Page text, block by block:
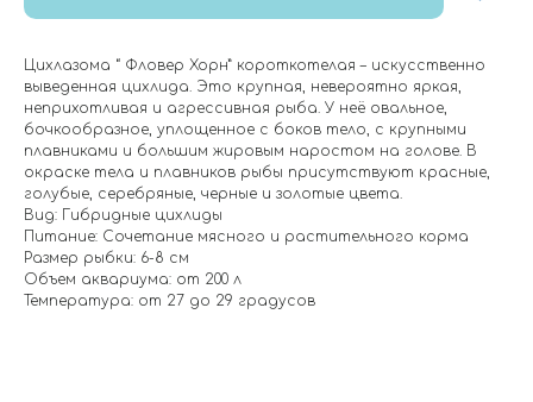
Цихлазома “ Фловер Хорн” короткотелая – искусственно
выведенная цихлида. Это крупная, невероятно яркая,
неприхотливая и агрессивная рыба. У неё овальное,
бочкообразное, уплощенное с боков тело, с крупными
плавниками и большим жировым наростом на голове. В
окраске тела и плавников рыбы присутствуют красные,
голубые, серебряные, черные и золотые цвета.
Вид: Гибридные цихлиды
Питание: Сочетание мясного и растительного корма
Размер рыбки: 6-8 см
Объем аквариума: от 200 л
Температура: от 27 до 29 градусов